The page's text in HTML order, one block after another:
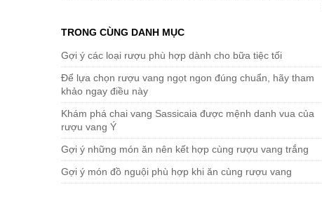
TRONG CÙNG DANH MỤC
Gợi ý các loại rượu phù hợp dành cho bữa tiệc tối
Để lựa chọn rượu vang ngọt ngon đúng chuẩn, hãy tham
khảo ngay điều này
Khám phá chai vang Sassicaia được mệnh danh vua của
rượu vang Ý
Gợi ý những món ăn nên kết hợp cùng rượu vang trắng
Gợi ý món đồ nguội phù hợp khi ăn cùng rượu vang